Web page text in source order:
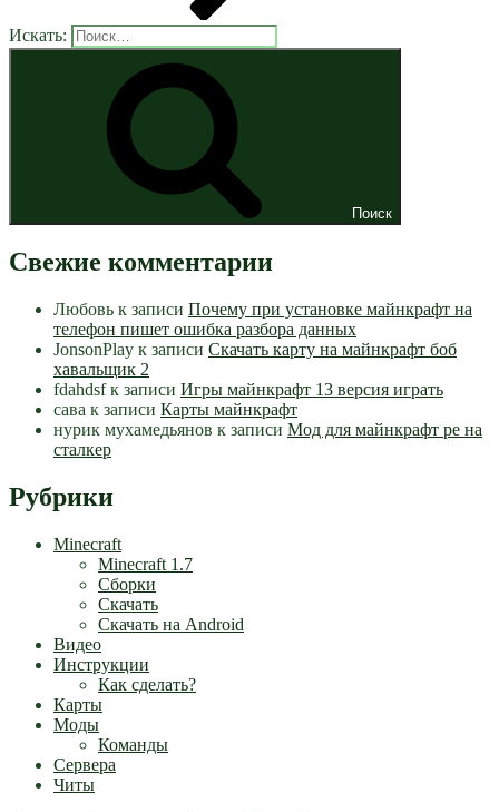
Искать:
Поиск
Свежие комментарии
Любовь к записи Почему при установке майнкрафт на
телефон пишет ошибка разбора данных
JonsonPlay к записи Скачать карту на майнкрафт боб
хавальщик 2
fdahdsfк записи Игры майнкрафт 13 версия играть
сава к записи Карты майнкрафт
нурик мухамедьянов к записи Мод для майнкрафт pe на
сталкер
Рубрики
Minecraft
Minecraft 1.7
Сборки
Скачать
Скачать на Android
Видео
Инструкции
Как сделать?
Карты
Моды
Команды
Сервера
Читы